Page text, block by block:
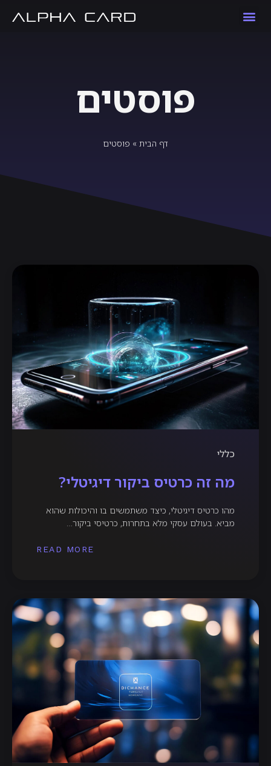
פוסטים
דף הבית » פוסטים
כללי
מה זה כרטיס ביקור דיגיטלי?
מהו כרטיס דיגיטלי, כיצד משתמשים בו והיכולות שהוא
מביא. בעולם עסקי מלא בתחרות, כרטיסי ביקור…
READ MORE